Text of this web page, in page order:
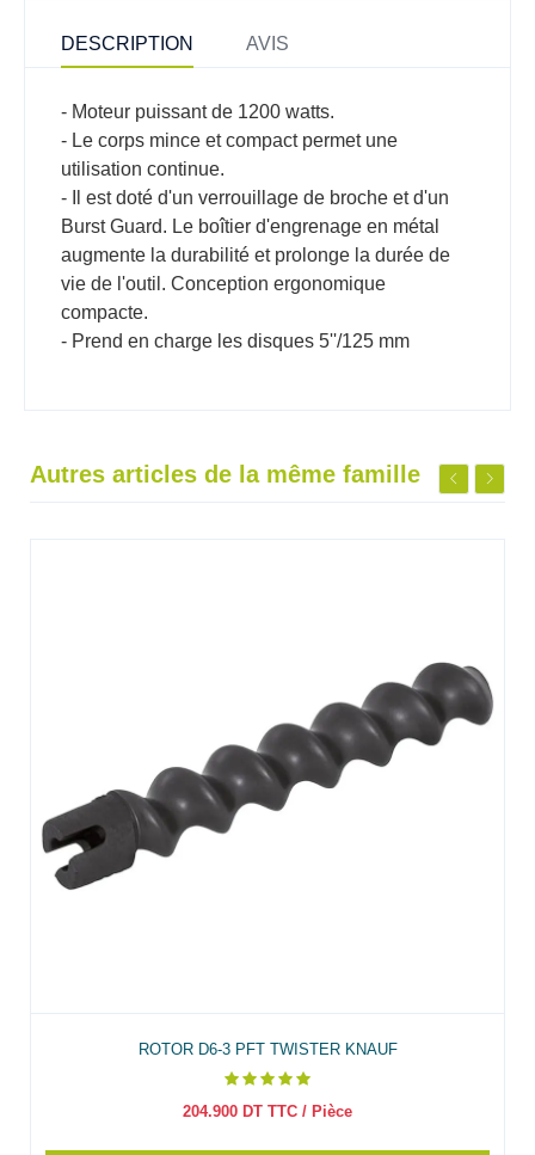
DESCRIPTION AVIS
- Moteur puissant de 1200 watts.
- Le corps mince et compact permet une
utilisation continue.
- Il est doté d'un verrouillage de broche et d'un
Burst Guard. Le boîtier d'engrenage en métal
augmente la durabilité et prolonge la durée de
vie de l'outil. Conception ergonomique
compacte.
- Prend en charge les disques 5''/125 mm
Autres articles de la même famille
ROTOR D6-3 PFT TWISTER KNAUF
204.900 DT TTC / Pièce